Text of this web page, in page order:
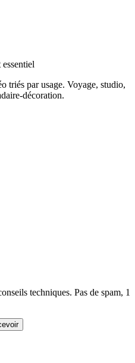
triés par usage. Voyage, studio,
décoration.
techniques. Pas de spam, 1